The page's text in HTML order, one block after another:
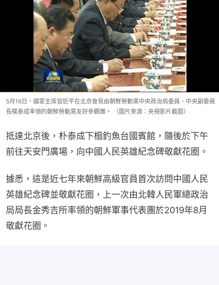
5月16日，國家主席習近平在北京會見由朝鮮勞動黨中央政治局委員、中央副委員
長樸泰成率領的朝鮮勞動黨友好參觀團。 （圖片來源：央視影片截圖）
抵達北京後，朴泰成下榻釣魚台國賓館，隨後於下午
前往天安門廣場，向中國人民英雄紀念碑敬獻花圈。
據悉，這是近七年來朝鮮高級官員首次訪問中國人民
英雄紀念碑並敬獻花圈，上一次由北韓人民軍總政治
局局長金秀吉所率領的朝鮮軍事代表團於2019年8月
敬獻花圈。